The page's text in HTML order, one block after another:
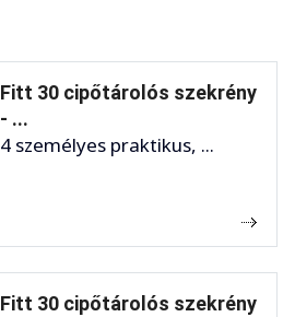
Fitt 30 cipőtárolós szekrény
- ...
4 személyes praktikus, ...
Fitt 30 cipőtárolós szekrény